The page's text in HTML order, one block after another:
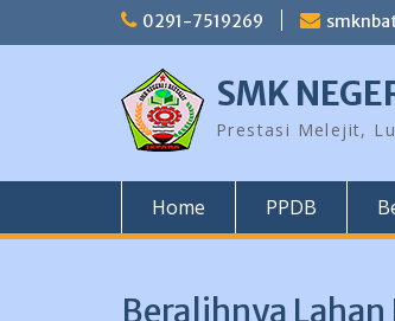
0291-7519269
SMK
Prestasi Melejit,
Home PPDB
Beralihnya